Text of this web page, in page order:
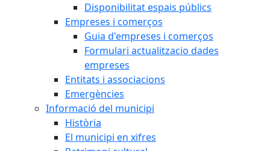
Disponibilitat espais públics
Empreses i comerços
Guia d'empreses i comerços
Formulari actualitzacio dades
empreses
Entitats i associacions
Emergències
Informació del municipi
Història
El municipi en xifres